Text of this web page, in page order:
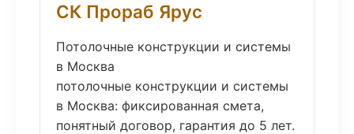
СК Прораб Ярус
Потолочные конструкции и системы
в Москва
потолочные конструкции и системы
в Москва: фиксированная смета,
понятный договор, гарантия до 5 лет.